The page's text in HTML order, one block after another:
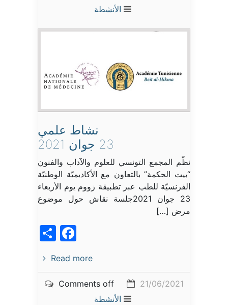
الأنشطة
نشاط علمي
23 جوان 2021
نظّم المجمع التونسي للعلوم والآداب والفنون
“بيت الحكمة” بالتعاون مع الأكاديميّة الوطنيّة
الفرنسيّة للطب عبر تطبيقة زووم يوم الأربعاء
23 جوان 2021جلسة نقاش حول موضوع
مرض […]
Read more
21/06/2021
Comments off
الأنشطة